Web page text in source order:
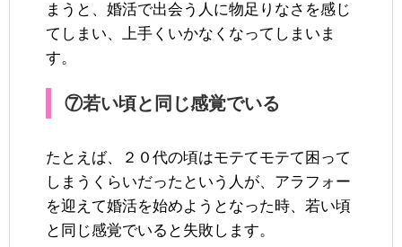
まうと、婚活で出会う人に物足りなさを感じ
てしまい、上手くいかなくなってしまいま
す。
⑦若い頃と同じ感覚でいる
たとえば、２０代の頃はモテてモテて困って
しまうくらいだったという人が、アラフォー
を迎えて婚活を始めようとなった時、若い頃
と同じ感覚でいると失敗します。